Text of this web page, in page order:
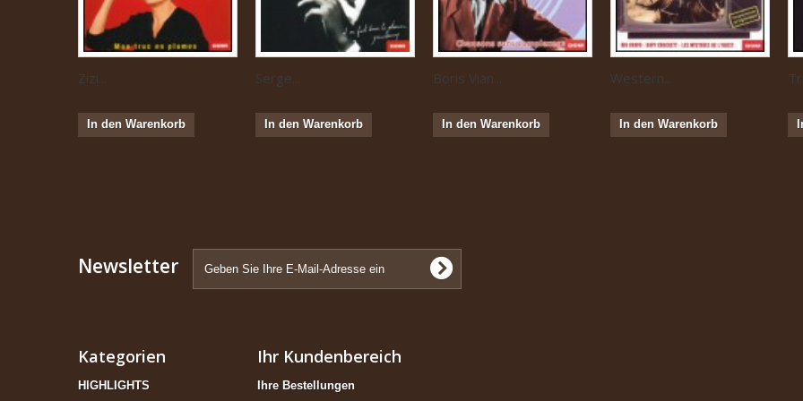
Zizi...
In den Warenkorb
Serge...
In den Warenkorb
Boris Vian...
In den Warenkorb
Western...
In den Warenkorb
Newsletter
Kategorien
HIGHLIGHTS
Ihr Kundenbereich
Ihre Bestellungen